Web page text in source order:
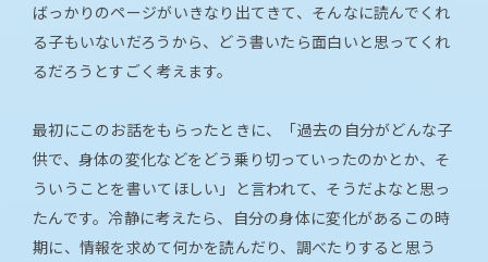
ばっかりのページがいきなり出てきて、そんなに読んでくれ
る子もいないだろうから、どう書いたら面白いと思ってくれ
るだろうとすごく考えます。
最初にこのお話をもらったときに、「過去の自分がどんな子
供で、身体の変化などをどう乗り切っていったのかとか、そ
ういうことを書いてほしい」と言われて、そうだよなと思っ
たんです。冷静に考えたら、自分の身体に変化があるこの時
期に、情報を求めて何かを読んだり、調べたりすると思う